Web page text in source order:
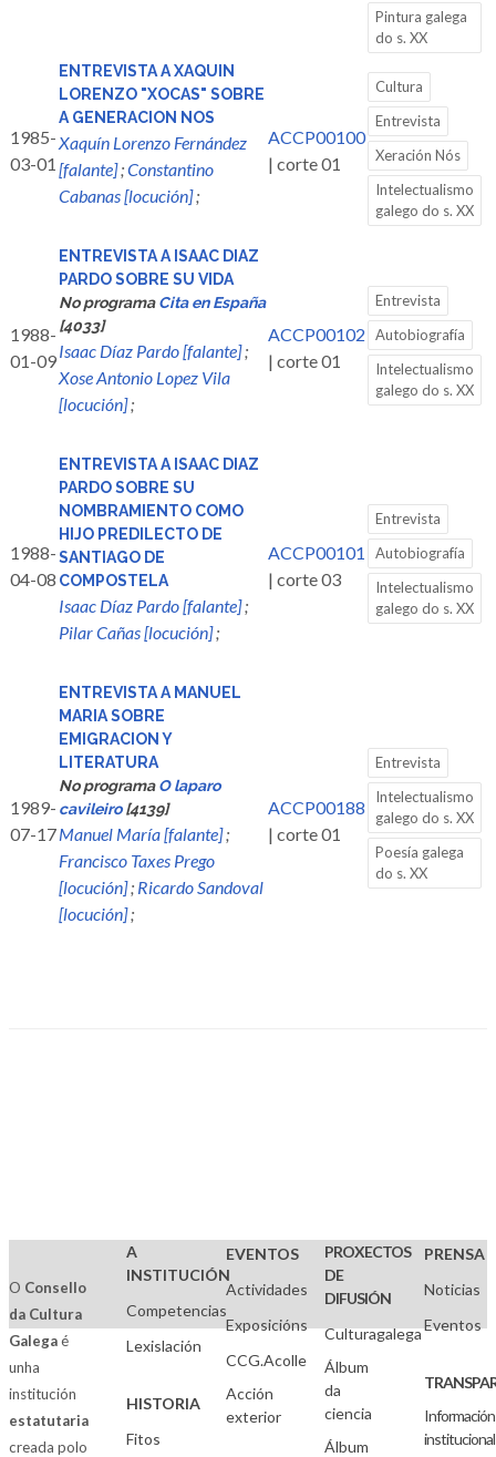
Pintura galega
do s. XX
1985-
03-01
ENTREVISTA A XAQUIN
LORENZO "XOCAS" SOBRE
A GENERACION NOS
Xaquín Lorenzo Fernández
[falante];Constantino
Cabanas [locución];
ACCP00100
| corte 01
Cultura
Entrevista
Xeración Nós
Intelectualismo
galego do s. XX
1988-
01-09
ENTREVISTA A ISAAC DIAZ
PARDO SOBRE SU VIDA
No programaCita en España
[4033]
Isaac Díaz Pardo [falante];
Xose Antonio Lopez Vila
[locución];
ACCP00102
| corte 01
Entrevista
Autobiografía
Intelectualismo
galego do s. XX
1988-
04-08
ENTREVISTA A ISAAC DIAZ
PARDO SOBRE SU
NOMBRAMIENTO COMO
HIJO PREDILECTO DE
SANTIAGO DE
COMPOSTELA
Isaac Díaz Pardo [falante];
Pilar Cañas [locución];
ACCP00101
| corte 03
Entrevista
Autobiografía
Intelectualismo
galego do s. XX
1989-
07-17
ENTREVISTA A MANUEL
MARIA SOBRE
EMIGRACION Y
LITERATURA
No programaO laparo
cavileiro[4139]
Manuel María [falante];
Francisco Taxes Prego
[locución]; Ricardo Sandoval
[locución];
ACCP00188
| corte 01
Entrevista
Intelectualismo
galego do s. XX
Poesía galega
do s. XX
O Consello
da Cultura
Galegaé
unha
institución
estatutaria
creada polo
A
INSTITUCIÓN
Competencias
Lexislación
HISTORIA
Fitos
EVENTOS
Actividades
Exposicións
CCG.Acolle
Acción
exterior
PROXECTOS
DE
DIFUSIÓN
Culturagalega
Álbum
da
ciencia
Álbum
PRENSA
Noticias
Eventos
Información
institucional